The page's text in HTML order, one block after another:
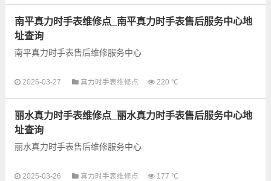
表保养等业务，为了享...
南平真力时手表维修点_南平真力时手表售后服务中心地
址查询
南平真力时手表售后维修服务中心
以下是古锋网为您整理的南平真力时手表售后服务网点和优质维
2025-03-27 真力时手表维修点 220 ℃
丽水真力时手表维修点_丽水真力时手表售后服务中心地
址查询
丽水真力时手表售后维修服务中心
以下是古锋网为您整理的丽水真力时手表售后服务网点和优质维
2025-03-26 真力时手表维修点 177 ℃